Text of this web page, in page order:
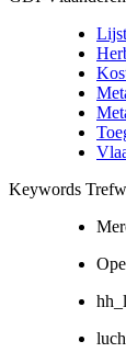
Keywords